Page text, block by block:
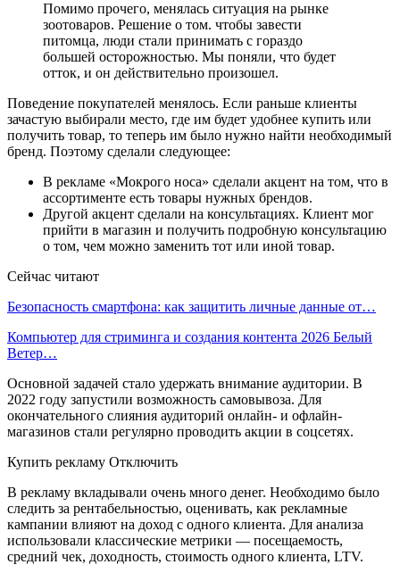
Помимо прочего, менялась ситуация на рынке
зоотоваров. Решение о том. чтобы завести
питомца, люди стали принимать с гораздо
большей осторожностью. Мы поняли, что будет
отток, и он действительно произошел.
Поведение покупателей менялось. Если раньше клиенты
зачастую выбирали место, где им будет удобнее купить или
получить товар, то теперь им было нужно найти необходимый
бренд. Поэтому сделали следующее:
В рекламе «Мокрого носа» сделали акцент на том, что в
ассортименте есть товары нужных брендов.
Другой акцент сделали на консультациях. Клиент мог
прийти в магазин и получить подробную консультацию
о том, чем можно заменить тот или иной товар.
Сейчас читают
Безопасность смартфона: как защитить личные данные от…
Компьютер для стриминга и создания контента 2026 Белый
Ветер…
Основной задачей стало удержать внимание аудитории. В
2022 году запустили возможность самовывоза. Для
окончательного слияния аудиторий онлайн- и офлайн-
магазинов стали регулярно проводить акции в соцсетях.
Купить рекламу Отключить
В рекламу вкладывали очень много денег. Необходимо было
следить за рентабельностью, оценивать, как рекламные
кампании влияют на доход с одного клиента. Для анализа
использовали классические метрики — посещаемость,
средний чек, доходность, стоимость одного клиента, LTV.